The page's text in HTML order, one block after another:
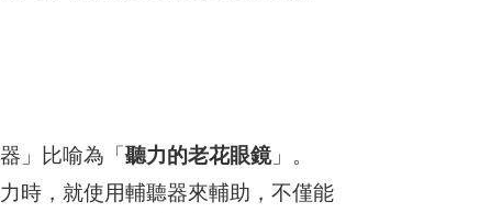
」比喻為「聽力的老花眼鏡」。
時，就使用輔聽器來輔助，不僅能